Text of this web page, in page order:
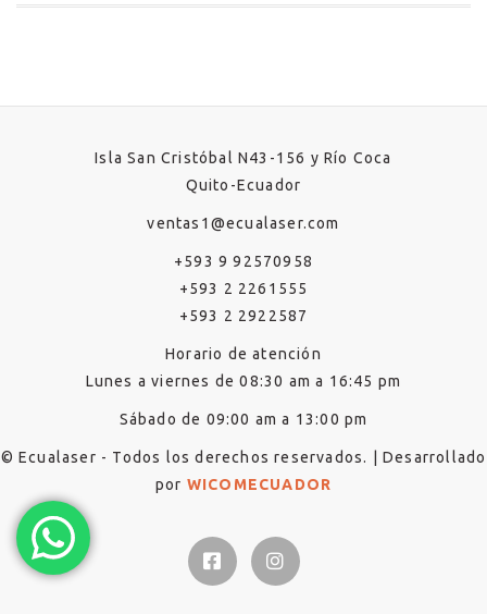
Isla San Cristóbal N43-156 y Río Coca
Quito-Ecuador
ventas1@ecualaser.com
+593 9 92570958
+593 2 2261555
+593 2 2922587
Horario de atención
Lunes a viernes de 08:30 am a 16:45 pm
Sábado de 09:00 am a 13:00 pm
© Ecualaser - Todos los derechos reservados. | Desarrollado
por WICOMECUADOR